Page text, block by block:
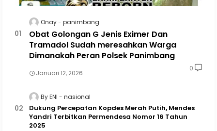
Onay panimbang
Obat Golongan G Jenis Eximer Dan
Tramadol Sudah meresahkan Warga
Dimanakah Peran Polsek Panimbang
Januari 12, 2026
0
By ENI nasional
Dukung Percepatan Kopdes Merah Putih, Mendes
Yandri Terbitkan Permendesa Nomor 16 Tahun
2025